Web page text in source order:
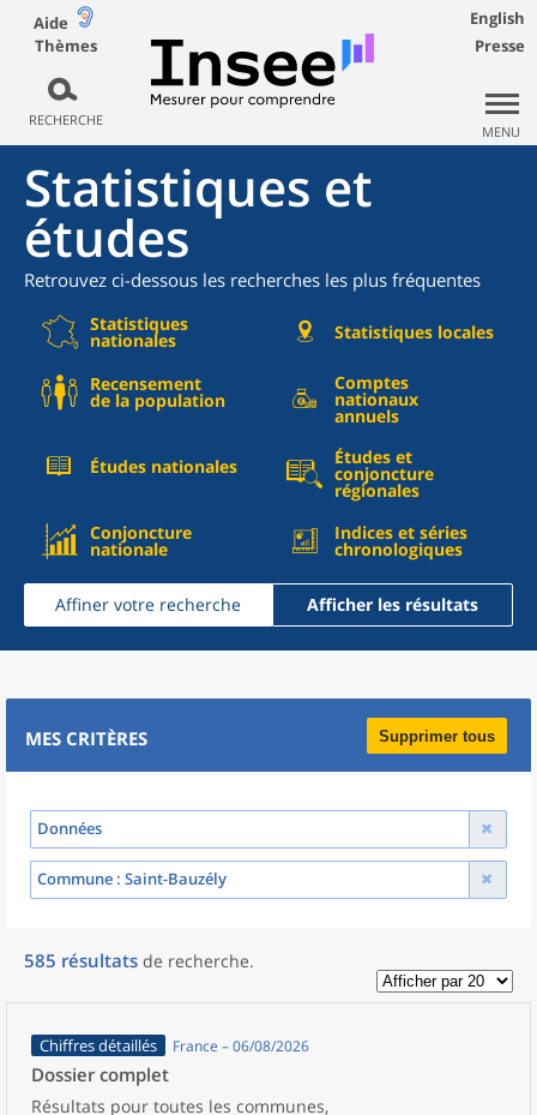
Aide
Thèmes
RECHERCHE
English
Presse
MENU
Statistiques et
études
Retrouvez ci-dessous les recherches les plus fréquentes
Statistiques
nationales Statistiques locales
Recensement
de la population
Comptes
nationaux
annuels
Études nationales Études et
conjoncture
régionales
Conjoncture
nationale
Indices et séries
chronologiques
Affiner votre recherche Afficher les résultats
MES CRITÈRES Supprimer tous
Données
Commune : Saint-Bauzély
585 résultats de recherche.
Chiffres détaillés France – 06/08/2026
Dossier complet
Résultats pour toutes les communes,